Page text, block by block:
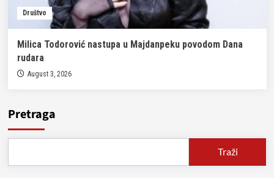
Društvo
Milica Todorović nastupa u Majdanpeku povodom Dana
rudara
August 3, 2026
Pretraga
Traži